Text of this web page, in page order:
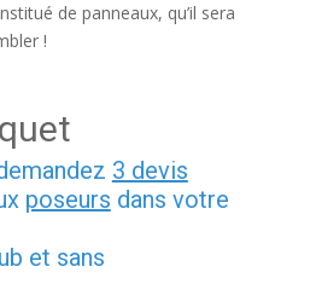
de panneaux, qu’il sera
!
3 devis
poseurs dans votre
et sans